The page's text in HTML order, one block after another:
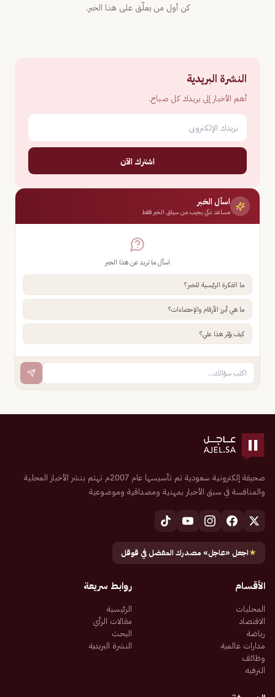
كن أول من يعلّق على هذا الخبر.
النشرة البريدية
أهم الأخبار إلى بريدك كل صباح.
اشترك الآن
اسأل الخبر
مساعد ذكي يجيب من سياق الخبر فقط
اسأل ما تريد عن هذا الخبر
ما الفكرة الرئيسية للخبر؟
ما هي أبرز الأرقام والإحصاءات؟
كيف يؤثر هذا علي؟
صحيفة إلكترونية سعودية تم تأسيسها عام 2007م تهتم بنشر الأخبار المحلية
والمنافسة في سبق الأخبار بمهنية ومصداقية وموضوعية
★اجعل «عاجل» مصدرك المفضل في قوقل
الأقسام
المحليات
الاقتصاد
رياضة
مدارات عالمية
وظائف
الترفيه
روابط سريعة
الرئيسية
مقالات الرأي
البحث
النشرة البريدية